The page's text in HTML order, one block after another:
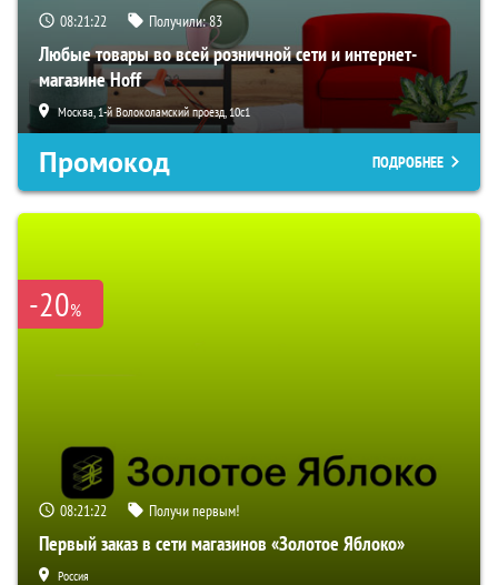
08:21:21 Получили:83
Любые товары во всей розничной сети и интернет-
магазине Hoff
Москва, 1-й Волоколамский проезд, 10с1
Промокод ПОДРОБНЕЕ
-20%
08:21:21 Получи первым!
Первый заказ в сети магазинов «Золотое Яблоко»
Россия